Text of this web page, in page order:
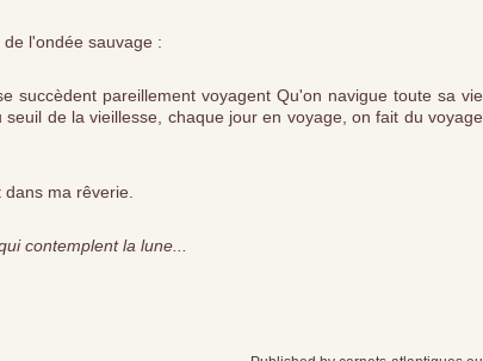
l'ondée sauvage :
succèdent pareillement voyagent Qu'on navigue toute sa vie
de la vieillesse, chaque jour en voyage, on fait du voyage
dans ma rêverie.
contemplent la lune...